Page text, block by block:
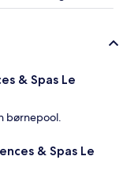
& Spas Le
børnepool.
& Spas Le